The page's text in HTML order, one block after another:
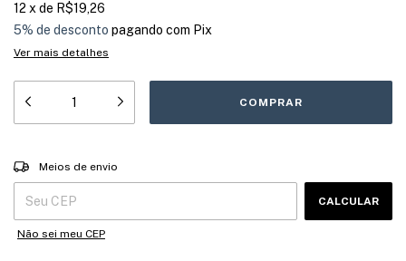
12 x de R$19,26
5% de desconto pagando com Pix
Ver mais detalhes
Entregas para o CEP:
Meios de envio
CALCULAR
Não sei meu CEP